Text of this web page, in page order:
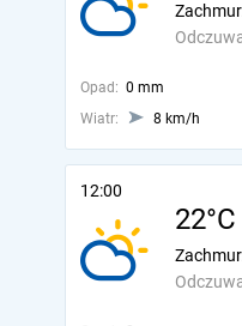
Opad: 0 mm
Wiatr:
8 km/h
12:00
22°C